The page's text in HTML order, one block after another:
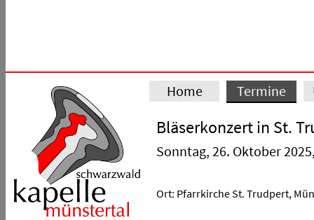
Home Termine
Bläserkonzert in St.
Sonntag, 26. Oktober
Ort: Pfarrkirche St. Trudpert,